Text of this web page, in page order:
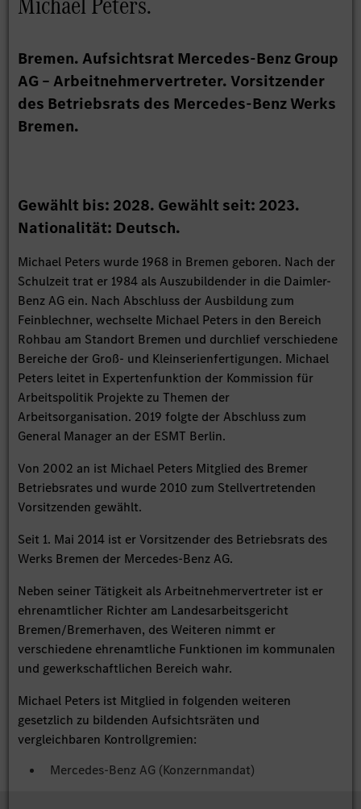
Bremen. Aufsichtsrat Mercedes-Benz Group
AG – Arbeitnehmervertreter. Vorsitzender
des Betriebsrats des Mercedes-Benz Werks
Bremen.
Gewählt bis: 2028. Gewählt seit: 2023.
Nationalität: Deutsch.
Michael Peters wurde 1968 in Bremen geboren. Nach der
Schulzeit trat er 1984 als Auszubildender in die Daimler-
Benz AG ein. Nach Abschluss der Ausbildung zum
Feinblechner, wechselte Michael Peters in den Bereich
Rohbau am Standort Bremen und durchlief verschiedene
Bereiche der Groß- und Kleinserienfertigungen. Michael
Peters leitet in Expertenfunktion der Kommission für
Arbeitspolitik Projekte zu Themen der
Arbeitsorganisation. 2019 folgte der Abschluss zum
General Manager an der ESMT Berlin.
Von 2002 an ist Michael Peters Mitglied des Bremer
Betriebsrates und wurde 2010 zum Stellvertretenden
Vorsitzenden gewählt.
Seit 1. Mai 2014 ist er Vorsitzender des Betriebsrats des
Werks Bremen der Mercedes-Benz AG.
Neben seiner Tätigkeit als Arbeitnehmervertreter ist er
ehrenamtlicher Richter am Landesarbeitsgericht
Bremen/Bremerhaven, des Weiteren nimmt er
verschiedene ehrenamtliche Funktionen im kommunalen
und gewerkschaftlichen Bereich wahr.
Michael Peters ist Mitglied in folgenden weiteren
gesetzlich zu bildenden Aufsichtsräten und
vergleichbaren Kontrollgremien:
Mercedes-Benz AG (Konzernmandat)